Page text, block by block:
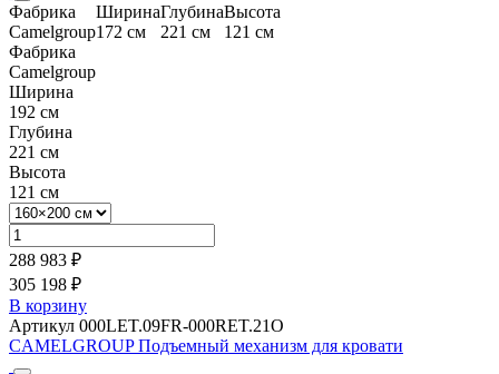
Фабрика
Camelgroup
Ширина
172 см
Глубина
221 см
Высота
121 см
Фабрика
Camelgroup
Ширина
192 см
Глубина
221 см
Высота
121 см
288 983 ₽
305 198 ₽
В корзину
Артикул 000LET.09FR-000RET.21O
CAMELGROUP Подъемный механизм для кровати